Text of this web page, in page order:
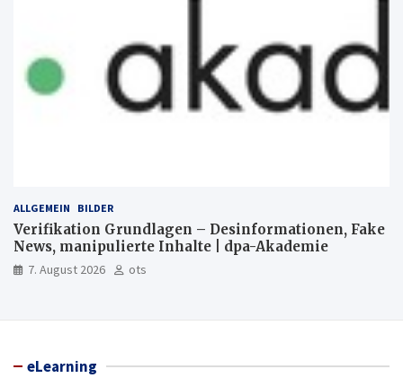
ALLGEMEIN BILDER
Verifikation Grundlagen – Desinformationen, Fake
News, manipulierte Inhalte | dpa-Akademie
7. August 2026 ots
eLearning